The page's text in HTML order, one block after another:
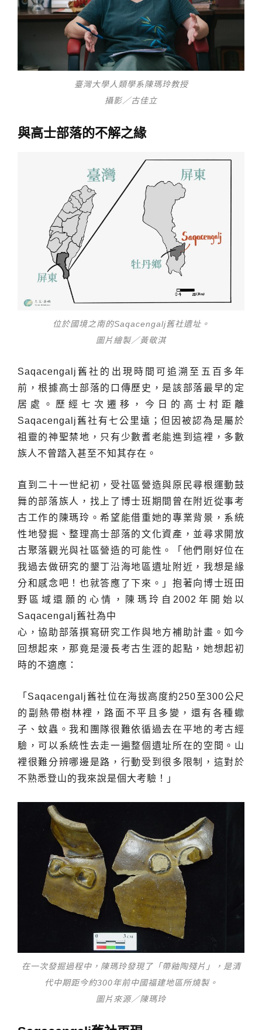
臺灣大學人類學系陳瑪玲教授
攝影／古佳立
與高士部落的不解之緣
位於國境之南的Saqacengalj舊社遺址。
圖片繪製／黃敬淇
Saqacengalj舊社的出現時間可追溯至五百多年
前，根據高士部落的口傳歷史，是該部落最早的定
居處。歷經七次遷移，今日的高士村距離
Saqacengalj舊社有七公里遠；但因被認為是屬於
祖靈的神聖禁地，只有少數耆老能進到這裡，多數
族人不曾踏入甚至不知其存在。
直到二十一世紀初，受社區營造與原民尋根運動鼓
舞的部落族人，找上了博士班期間曾在附近從事考
古工作的陳瑪玲。希望能借重她的專業背景，系統
性地發掘、整理高士部落的文化資產，並尋求開放
古聚落觀光與社區營造的可能性。「他們剛好位在
我過去做研究的墾丁沿海地區遺址附近，我想是緣
分和感念吧！也就答應了下來。」抱著向博士班田
野區域還願的心情，陳瑪玲自2002年開始以
Saqacengalj舊社為中
心，協助部落撰寫研究工作與地方補助計畫。如今
回想起來，那竟是漫長考古生涯的起點，她想起初
時的不適應：
「Saqacengalj舊社位在海拔高度約250至300公尺
的副熱帶樹林裡，路面不平且多變，還有各種蠍
子、蚊蟲。我和團隊很難依循過去在平地的考古經
驗，可以系統性去走一遍整個遺址所在的空間。山
裡很難分辨哪邊是路，行動受到很多限制，這對於
不熟悉登山的我來說是個大考驗！」
在一次發掘過程中，陳瑪玲發現了「帶釉陶殘片」，是清
代中期距今約300年前中國福建地區所燒製。
圖片來源／陳瑪玲